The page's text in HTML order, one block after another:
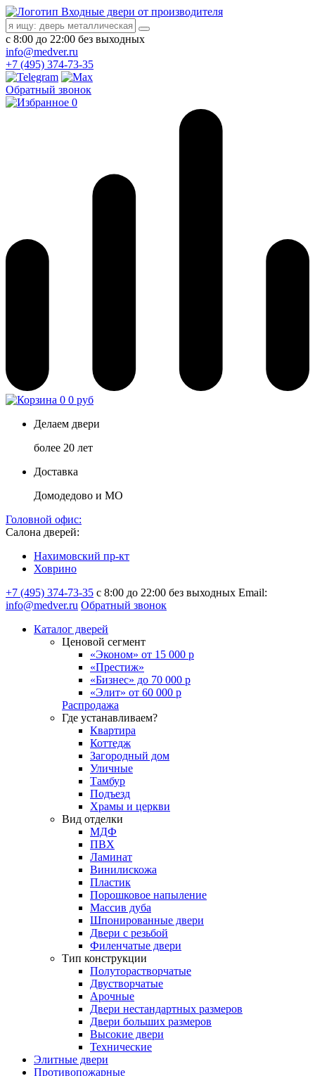
Входные двери от производителя
с 8:00 до 22:00 без выходных
info@medver.ru
+7 (495) 374-73-35
Обратный звонок
0
0 0 руб
Делаем двери
более 20 лет
Доставка
Домодедово и МО
Головной офис:
Салона дверей:
Нахимовский пр-кт
Ховрино
+7 (495) 374-73-35 с 8:00 до 22:00 без выходных Email:
info@medver.ru Обратный звонок
Каталог дверей
Ценовой сегмент
«Эконом» от 15 000 р
«Престиж»
«Бизнес» до 70 000 р
«Элит» от 60 000 р
Распродажа
Где устанавливаем?
Квартира
Коттедж
Загородный дом
Уличные
Тамбур
Подъезд
Храмы и церкви
Вид отделки
МДФ
ПВХ
Ламинат
Винилискожа
Пластик
Порошковое напыление
Массив дуба
Шпонированные двери
Двери с резьбой
Филенчатые двери
Тип конструкции
Полуторастворчатые
Двустворчатые
Арочные
Двери нестандартных размеров
Двери больших размеров
Высокие двери
Технические
Элитные двери
Противопожарные